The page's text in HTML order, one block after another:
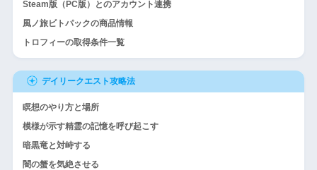
Steam版（PC版）とのアカウント連携
風ノ旅ビトパックの商品情報
トロフィーの取得条件一覧
デイリークエスト攻略法
瞑想のやり方と場所
模様が示す精霊の記憶を呼び起こす
暗黒竜と対峙する
闇の蟹を気絶させる